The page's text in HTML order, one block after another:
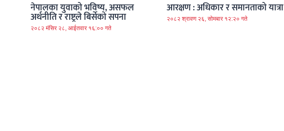
नेपालका युवाको भविष्य, असफल
अर्थनीति र राष्ट्रले बिर्सेको सपना
२०८२ मंसिर २८, आईतवार १६:०० गते
आरक्षण : अधिकार र समानताको यात्रा
२०८२ श्रावण २६, सोमबार १२:२० गते